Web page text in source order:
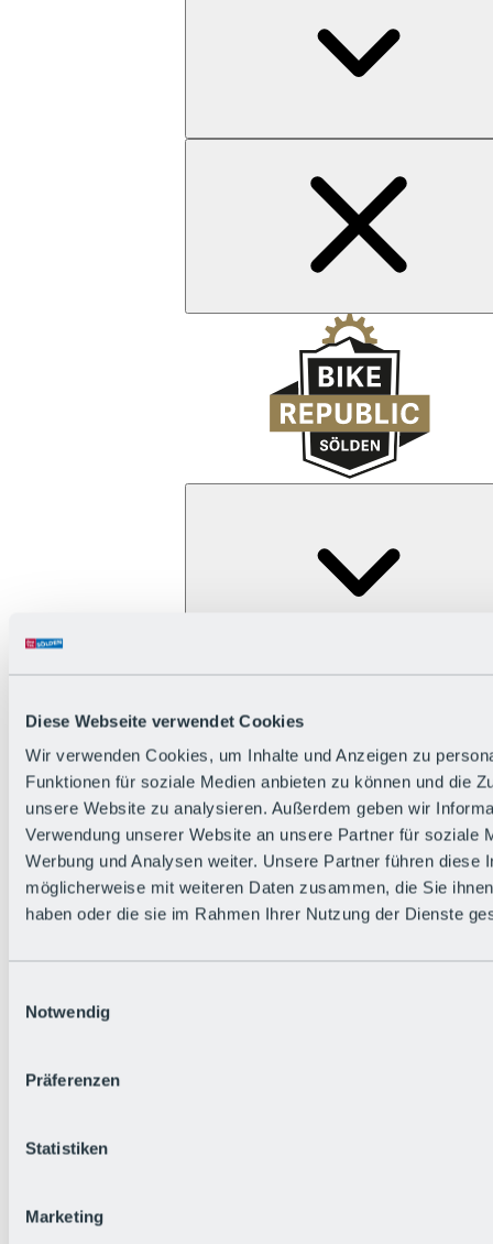
Diese Webseite verwendet Cookies
Wir verwenden Cookies, um Inhalte und Anzeigen zu
Funktionen für soziale Medien anbieten zu können und die
unsere Website zu analysieren. Außerdem geben wir
Verwendung unserer Website an unsere Partner für soziale
Werbung und Analysen weiter. Unsere Partner führen diese
möglicherweise mit weiteren Daten zusammen, die Sie
haben oder die sie im Rahmen Ihrer Nutzung der Dienste
Notwendig
Präferenzen
Statistiken
Marketing
Bürger:in werden
Bikepark-Rules
Bikepark-Partnerschaften
Nachhaltigkeit in der BRS
Bikepark & Tickets